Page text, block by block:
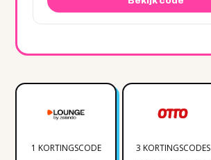
1 KORTINGSCODE 3 KORTINGSCODES